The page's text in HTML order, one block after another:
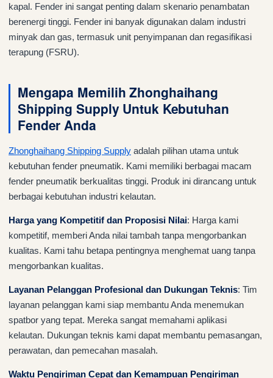
kapal. Fender ini sangat penting dalam skenario penambatan
berenergi tinggi. Fender ini banyak digunakan dalam industri
minyak dan gas, termasuk unit penyimpanan dan regasifikasi
terapung (FSRU).
Mengapa Memilih Zhonghaihang
Shipping Supply Untuk Kebutuhan
Fender Anda
Zhonghaihang Shipping Supply adalah pilihan utama untuk
kebutuhan fender pneumatik. Kami memiliki berbagai macam
fender pneumatik berkualitas tinggi. Produk ini dirancang untuk
berbagai kebutuhan industri kelautan.
Harga yang Kompetitif dan Proposisi Nilai: Harga kami
kompetitif, memberi Anda nilai tambah tanpa mengorbankan
kualitas. Kami tahu betapa pentingnya menghemat uang tanpa
mengorbankan kualitas.
Layanan Pelanggan Profesional dan Dukungan Teknis: Tim
layanan pelanggan kami siap membantu Anda menemukan
spatbor yang tepat. Mereka sangat memahami aplikasi
kelautan. Dukungan teknis kami dapat membantu pemasangan,
perawatan, dan pemecahan masalah.
Waktu Pengiriman Cepat dan Kemampuan Pengiriman